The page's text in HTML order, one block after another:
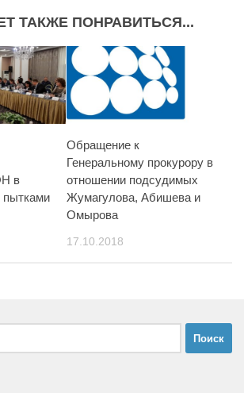
ТАКЖЕ ПОНРАВИТЬСЯ...
в
пытками
Обращение к
Генеральному прокурору в
отношении подсудимых
Жумагулова, Абишева и
Омырова
17.10.2018